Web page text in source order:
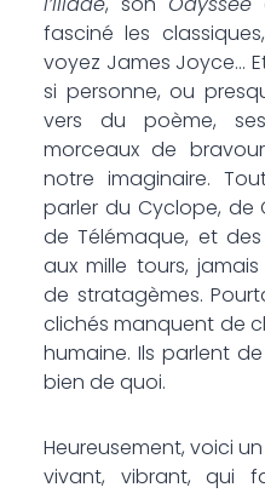
fasciné les
voyez James Joyce…
si personne, ou
vers du poème,
morceaux de
notre imaginaire.
parler du Cyclope, de
de Télémaque, et des
aux mille tours,
de stratagèmes.
clichés manquent de
humaine. Ils parlent
bien de quoi.
Heureusement, voici
vivant, vibrant, qui